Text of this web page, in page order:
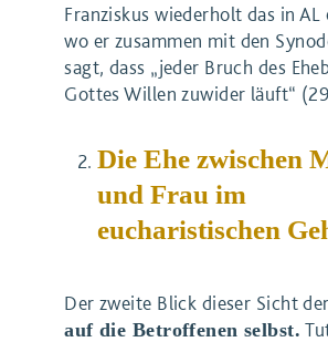
Franziskus wiederholt das in
wo er zusammen mit den
sagt, dass „jeder Bruch des
Gottes Willen zuwider läuft“
Die Ehe zwischen
und Frau im
eucharistischen
Der zweite Blick dieser Sicht
auf die Betroffenen selbst.